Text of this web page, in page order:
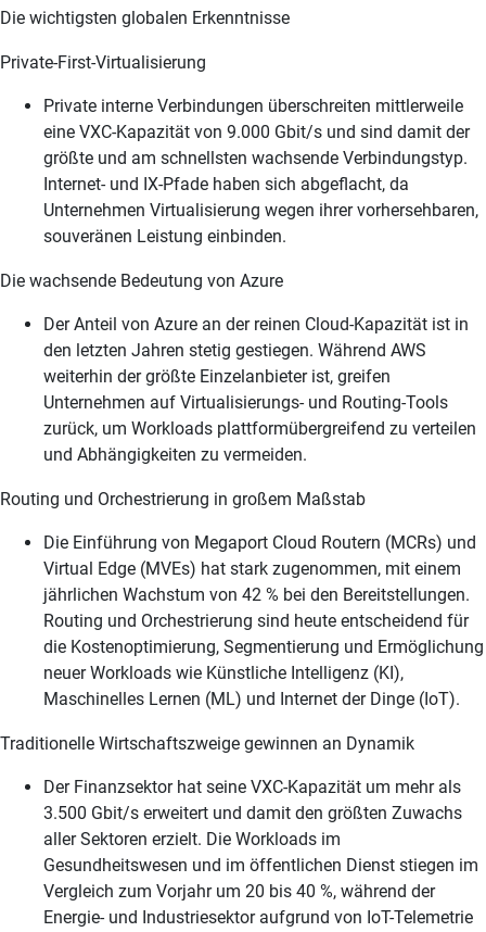
Die wichtigsten globalen Erkenntnisse
Private-First-Virtualisierung
Private interne Verbindungen überschreiten mittlerweile
eine VXC-Kapazität von 9.000 Gbit/s und sind damit der
größte und am schnellsten wachsende Verbindungstyp.
Internet- und IX-Pfade haben sich abgeflacht, da
Unternehmen Virtualisierung wegen ihrer vorhersehbaren,
souveränen Leistung einbinden.
Die wachsende Bedeutung von Azure
Der Anteil von Azure an der reinen Cloud-Kapazität ist in
den letzten Jahren stetig gestiegen. Während AWS
weiterhin der größte Einzelanbieter ist, greifen
Unternehmen auf Virtualisierungs- und Routing-Tools
zurück, um Workloads plattformübergreifend zu verteilen
und Abhängigkeiten zu vermeiden.
Routing und Orchestrierung in großem Maßstab
Die Einführung von Megaport Cloud Routern (MCRs) und
Virtual Edge (MVEs) hat stark zugenommen, mit einem
jährlichen Wachstum von 42 % bei den Bereitstellungen.
Routing und Orchestrierung sind heute entscheidend für
die Kostenoptimierung, Segmentierung und Ermöglichung
neuer Workloads wie Künstliche Intelligenz (KI),
Maschinelles Lernen (ML) und Internet der Dinge (IoT).
Traditionelle Wirtschaftszweige gewinnen an Dynamik
Der Finanzsektor hat seine VXC-Kapazität um mehr als
3.500 Gbit/s erweitert und damit den größten Zuwachs
aller Sektoren erzielt. Die Workloads im
Gesundheitswesen und im öffentlichen Dienst stiegen im
Vergleich zum Vorjahr um 20 bis 40 %, während der
Energie- und Industriesektor aufgrund von IoT-Telemetrie